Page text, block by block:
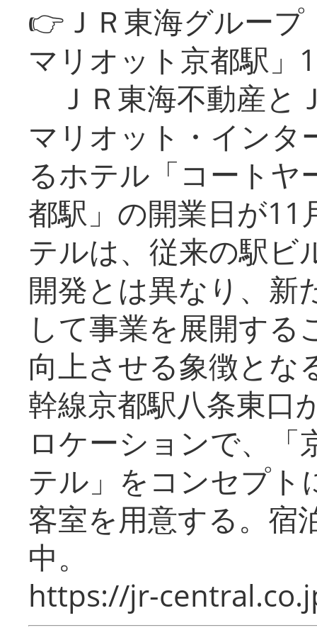
👉ＪＲ東海グルー
マリオット京都駅」
ＪＲ東海不動産と
マリオット・インタ
るホテル「コートヤ
都駅」の開業日が11
テルは、従来の駅ビ
開発とは異なり、新
して事業を展開する
向上させる象徴とな
幹線京都駅八条東口
ロケーションで、「
テル」をコンセプト
客室を用意する。宿
中。
https://jr-